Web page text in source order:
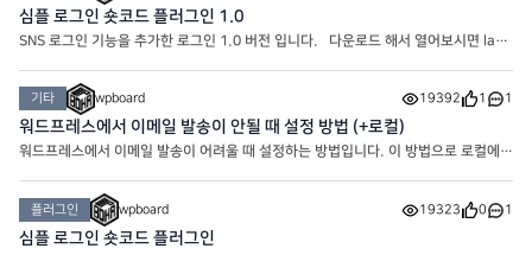
심플 로그인 숏코드 플러그인 1.0
SNS 로그인 기능을 추가한 로그인 1.0 버전 입니다. 다운로드 해서 열어보시면 layo
이아웃 입니다. 같은 폴더에 CSS에 원하시는 대로 코드를 적용
기타 wpboard 19392 1 1
워드프레스에서 이메일 발송이 안될 때 설정 방법 (+로컬)
워드프레스에서 이메일 발송이 어려울 때 설정하는 방법입니다. 이 방법으로 로컬에서
주세요. 설치하시면 최초로 나오는 화면 제일 아래에 SKIP을 누
플러그인 wpboard 19323 0 1
심플 로그인 숏코드 플러그인